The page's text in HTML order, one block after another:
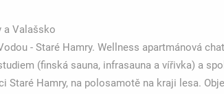
a Valašsko
- Staré Hamry. Wellness apartmánová
(finská sauna, infrasauna a vířivka) a
Staré Hamry, na polosamotě na kraji lesa.